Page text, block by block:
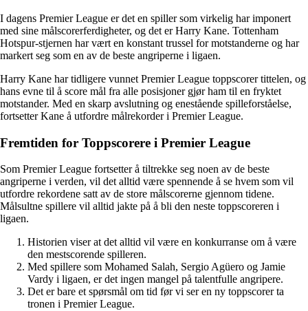
I dagens Premier League er det en spiller som virkelig har imponert
med sine målscorerferdigheter, og det er Harry Kane. Tottenham
Hotspur-stjernen har vært en konstant trussel for motstanderne og har
markert seg som en av de beste angriperne i ligaen.
Harry Kane har tidligere vunnet Premier League toppscorer tittelen, og
hans evne til å score mål fra alle posisjoner gjør ham til en fryktet
motstander. Med en skarp avslutning og enestående spilleforståelse,
fortsetter Kane å utfordre målrekorder i Premier League.
Fremtiden for Toppscorere i Premier League
Som Premier League fortsetter å tiltrekke seg noen av de beste
angriperne i verden, vil det alltid være spennende å se hvem som vil
utfordre rekordene satt av de store målscorerne gjennom tidene.
Målsultne spillere vil alltid jakte på å bli den neste toppscoreren i
ligaen.
Historien viser at det alltid vil være en konkurranse om å være
den mestscorende spilleren.
Med spillere som Mohamed Salah, Sergio Agüero og Jamie
Vardy i ligaen, er det ingen mangel på talentfulle angripere.
Det er bare et spørsmål om tid før vi ser en ny toppscorer ta
tronen i Premier League.